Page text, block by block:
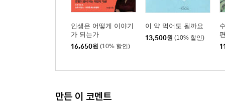
인생은 어떻게 이야기
가 되는가
16,650원 (10% 할인)
이 약 먹어도 될까요
13,500원 (10% 할인)
만든 이 코멘트